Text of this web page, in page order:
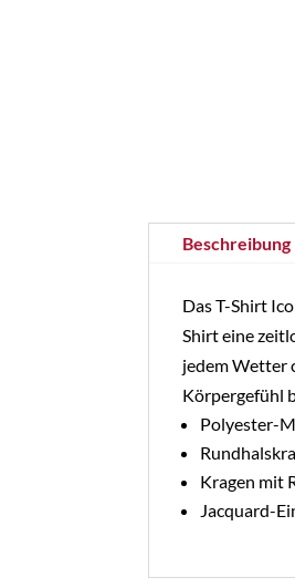
Beschreibung
Das T-Shirt
Shirt eine
jedem Wetter
Körpergefühl
Polyester-
Kragen mit
Jacquard-